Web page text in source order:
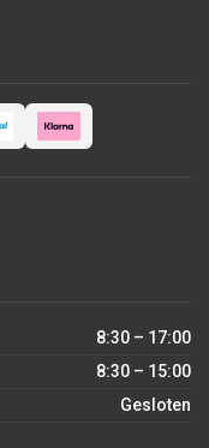
8:30 – 17:00
8:30 – 15:00
Gesloten